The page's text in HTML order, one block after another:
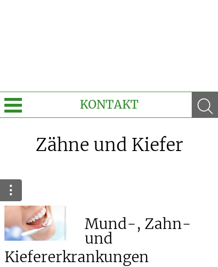
KONTAKT
Unsere aktuellen Top-Angebote
Krankheiten & Therapie
ELTERN UND KIND
GESUND IM ALTER
Zähne und Kiefer
Mund-, Zahn-
und
Kiefererkrankungen